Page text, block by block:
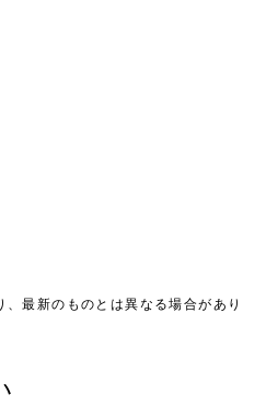
最新のものとは異なる場合があり